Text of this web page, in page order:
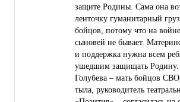
защите Родины. Сама она
ленточку гуманитарный
бойцов, потому что на
сыновей не бывает.
и поддержка нужна всем
ушедшим защищать Родину.
Голубева – мать бойцов
тыла, руководитель